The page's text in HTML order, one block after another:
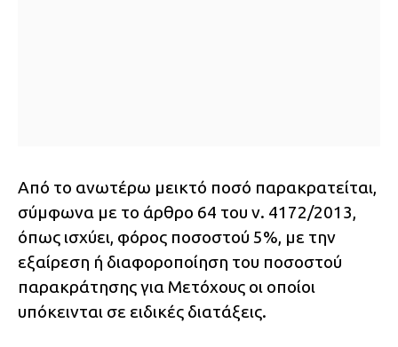
Από το ανωτέρω μεικτό ποσό παρακρατείται,
σύμφωνα με το άρθρο 64 του ν. 4172/2013,
όπως ισχύει, φόρος ποσοστού 5%, με την
εξαίρεση ή διαφοροποίηση του ποσοστού
παρακράτησης για Μετόχους οι οποίοι
υπόκεινται σε ειδικές διατάξεις.